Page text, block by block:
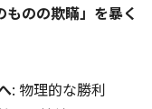
ものの欺瞞」を暴く
: 物理的な勝利